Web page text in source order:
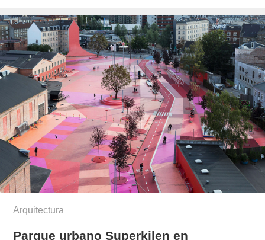
Arquitectura
Parque urbano Superkilen en